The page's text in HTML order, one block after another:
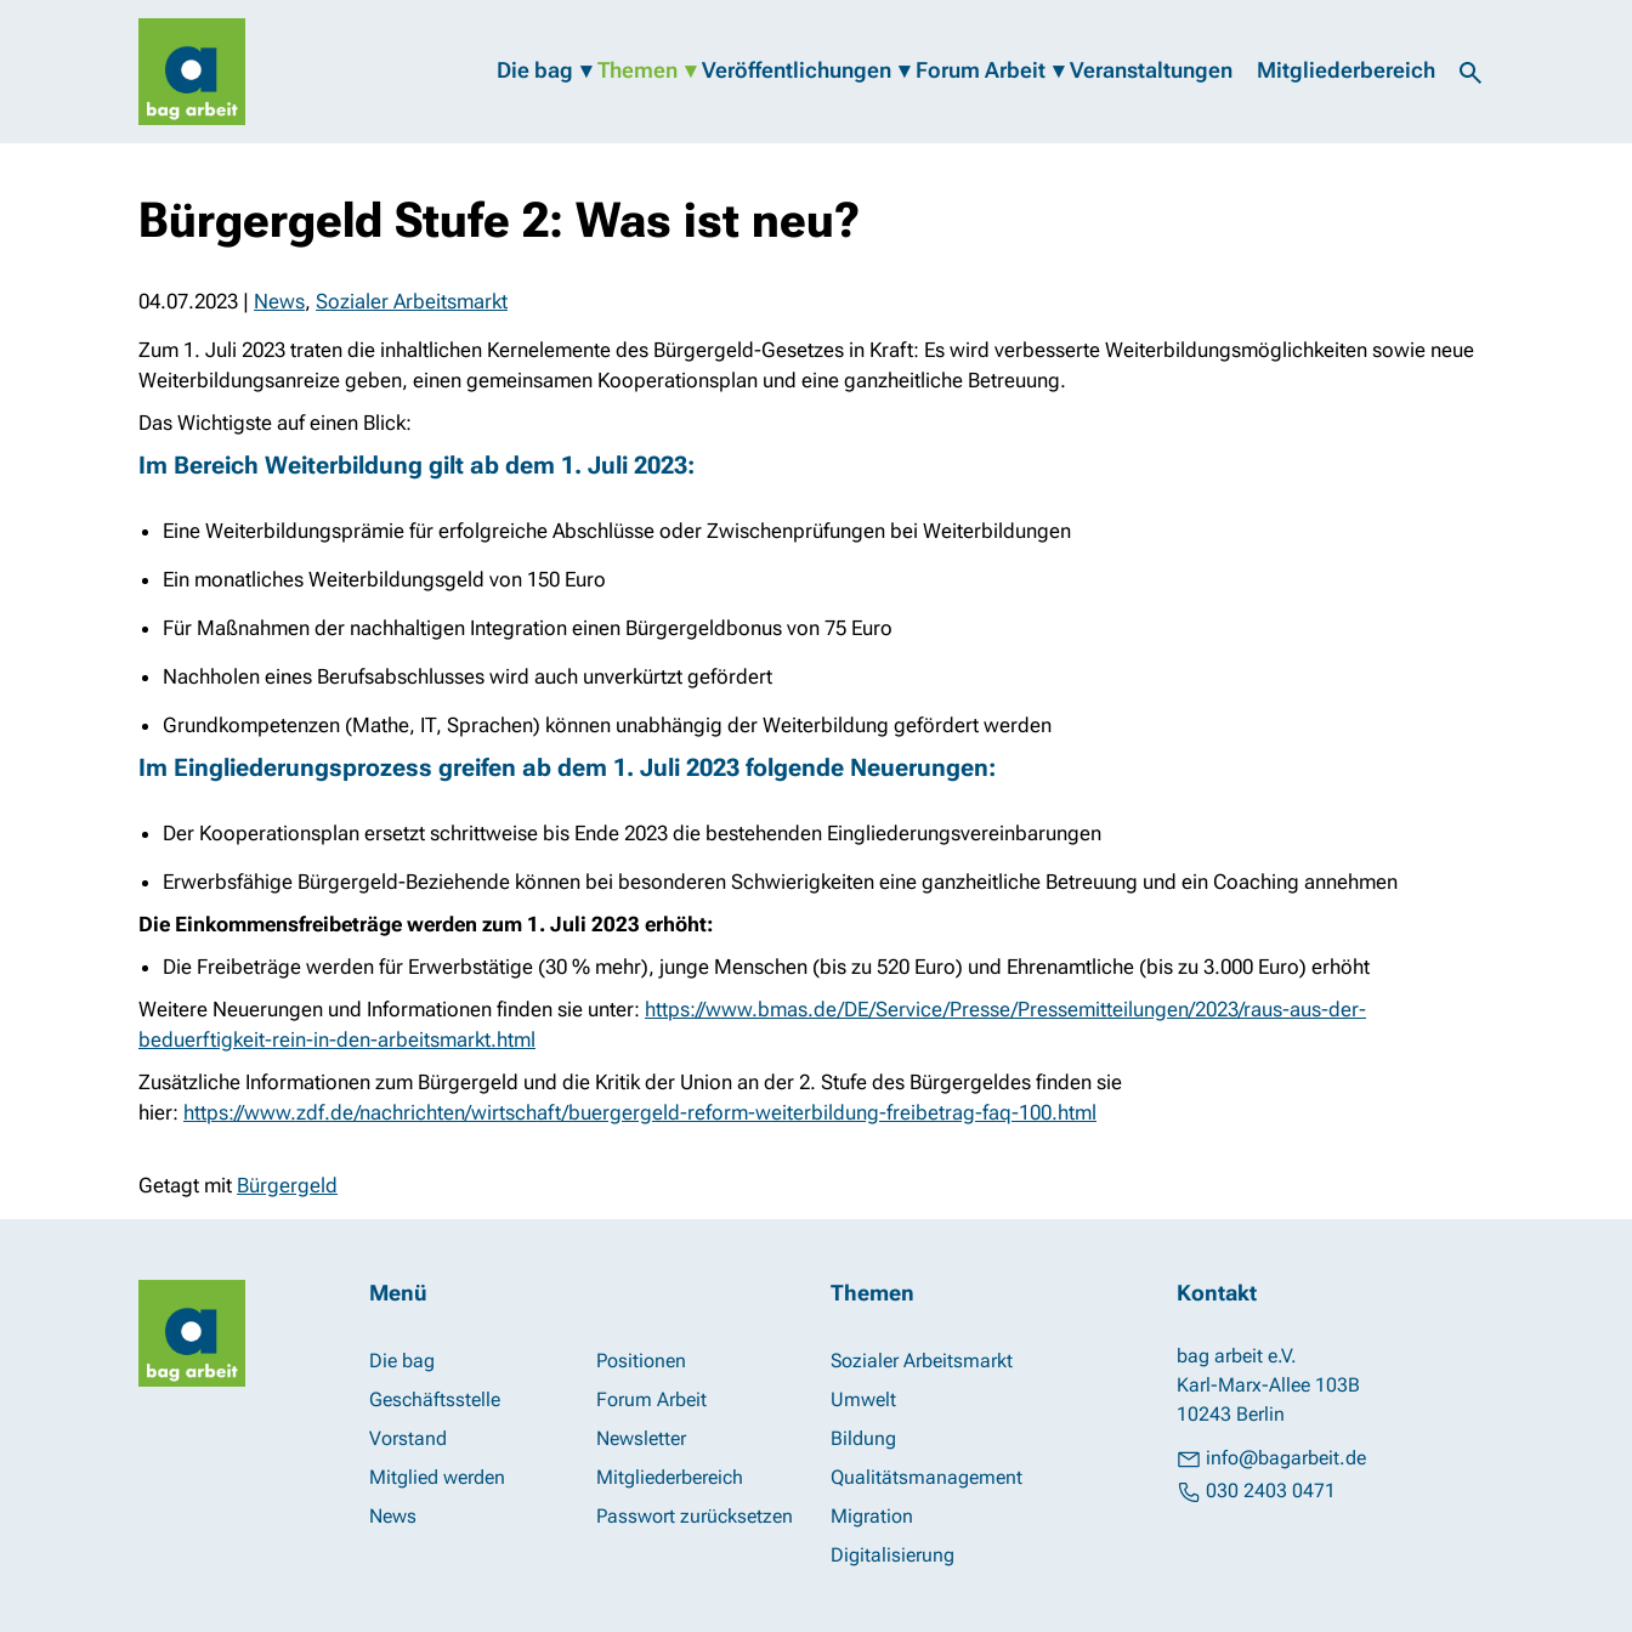
Die bag Themen Veröffentlichungen Forum Arbeit Veranstaltungen Mitgliederbereich
Bürgergeld Stufe 2: Was ist neu?
04.07.2023 | News, Sozialer Arbeitsmarkt
Zum 1. Juli 2023 traten die inhaltlichen Kernelemente des Bürgergeld-Gesetzes in Kraft: Es wird verbesserte Weiterbildungsmöglichkeiten sowie neue
Weiterbildungsanreize geben, einen gemeinsamen Kooperationsplan und eine ganzheitliche Betreuung.
Das Wichtigste auf einen Blick:
Im Bereich Weiterbildung gilt ab dem 1. Juli 2023:
Eine Weiterbildungsprämie für erfolgreiche Abschlüsse oder Zwischenprüfungen bei Weiterbildungen
Ein monatliches Weiterbildungsgeld von 150 Euro
Für Maßnahmen der nachhaltigen Integration einen Bürgergeldbonus von 75 Euro
Nachholen eines Berufsabschlusses wird auch unverkürtzt gefördert
Grundkompetenzen (Mathe, IT, Sprachen) können unabhängig der Weiterbildung gefördert werden
Im Eingliederungsprozess greifen ab dem 1. Juli 2023 folgende Neuerungen:
Der Kooperationsplan ersetzt schrittweise bis Ende 2023 die bestehenden Eingliederungsvereinbarungen
Erwerbsfähige Bürgergeld-Beziehende können bei besonderen Schwierigkeiten eine ganzheitliche Betreuung und ein Coaching annehmen
Die Einkommensfreibeträge werden zum 1. Juli 2023 erhöht:
Die Freibeträge werden für Erwerbstätige (30 % mehr), junge Menschen (bis zu 520 Euro) und Ehrenamtliche (bis zu 3.000 Euro) erhöht
Weitere Neuerungen und Informationen finden sie unter: https://www.bmas.de/DE/Service/Presse/Pressemitteilungen/2023/raus-aus-der-
beduerftigkeit-rein-in-den-arbeitsmarkt.html
Zusätzliche Informationen zum Bürgergeld und die Kritik der Union an der 2. Stufe des Bürgergeldes finden sie
hier: https://www.zdf.de/nachrichten/wirtschaft/buergergeld-reform-weiterbildung-freibetrag-faq-100.html
Getagt mit Bürgergeld
Menü
Die bag
Geschäftsstelle
Vorstand
Mitglied werden
News
Positionen
Forum Arbeit
Newsletter
Mitgliederbereich
Passwort zurücksetzen
Themen
Sozialer Arbeitsmarkt
Umwelt
Bildung
Qualitätsmanagement
Migration
Digitalisierung
Kontakt
bag arbeit e.V.
Karl-Marx-Allee 103B
10243 Berlin
info@bagarbeit.de
030 2403 0471